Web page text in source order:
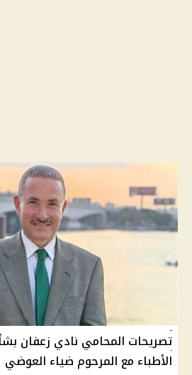
تصريحات المحامي نادي زعفان
الأطباء مع المرحوم ضياء العوضي